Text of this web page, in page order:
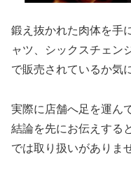
鍛え抜かれた肉体を手
ャツ、シックスチェン
で販売されているか気
実際に店舗へ足を運ん
結論を先にお伝えする
では取り扱いがありま